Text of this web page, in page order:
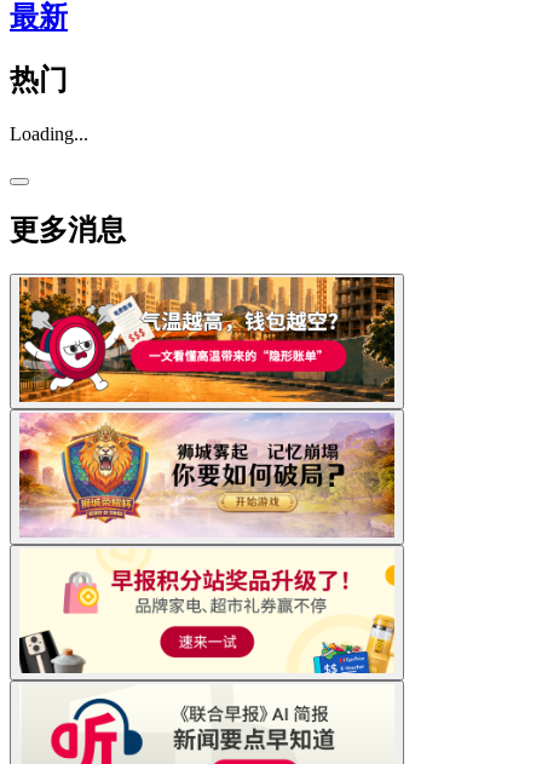
最新
热门
Loading...
更多消息